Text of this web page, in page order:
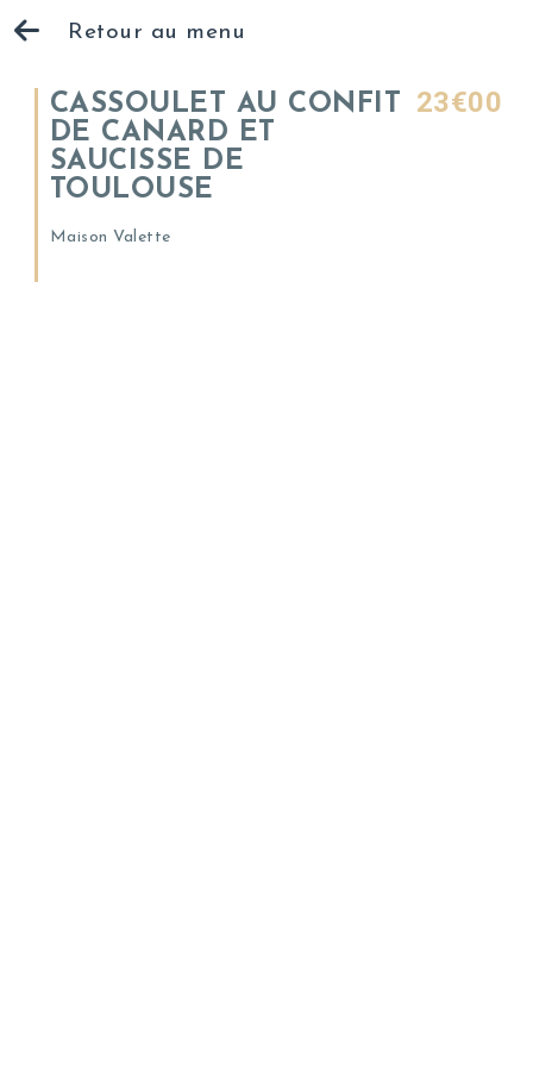
Retour au menu
CASSOULET AU CONFIT
DE CANARD ET
SAUCISSE DE
TOULOUSE
23€00
Maison Valette